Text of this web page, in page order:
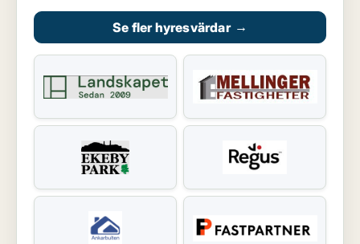
Se fler hyresvärdar →